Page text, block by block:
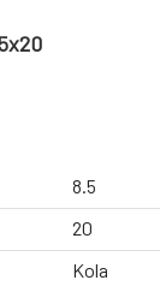
8.5
20
Kola